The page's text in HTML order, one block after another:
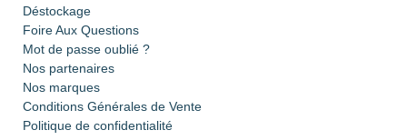
Déstockage
Foire Aux Questions
Mot de passe oublié ?
Nos partenaires
Nos marques
Conditions Générales de Vente
Politique de confidentialité